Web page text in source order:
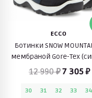
ECCO
Ботинки SNOW
мембраной Gore-Tex
12 990 ₽ 7 305 ₽
30 31 32 33 34